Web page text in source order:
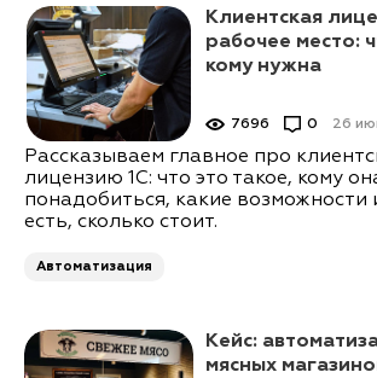
Клиентская
рабочее место:
кому нужна
26
7696 0
Рассказываем главное про
лицензию 1С: что это такое, кому
понадобиться, какие возможности
есть, сколько стоит.
Автоматизация
Кейс:
мясных